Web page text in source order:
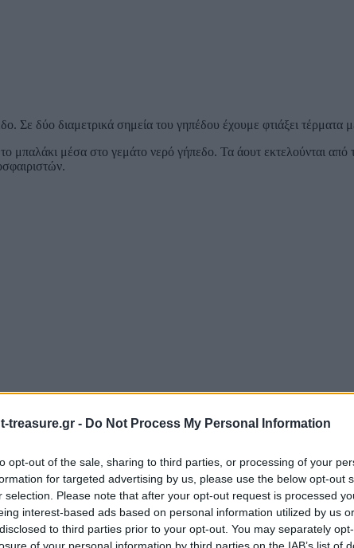
treasure.gr - Do Not Process My Personal Information
opt-out of the sale, sharing to third parties, or processing of your
for targeted advertising by us, please use the below opt-out
selection. Please note that after your opt-out request is processed
interest-based ads based on personal information utilized by us
to third parties prior to your opt-out. You may separately
Σε δύο διαμετρικά σημεία του γηπέδου έχουμε φτιάξει
μέσα στο γεμάτο νερό γήπεδο. Τα άουτ εκτελούνται από
με *